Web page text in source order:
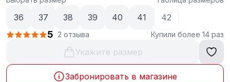
36 37 38 39 40 41 42
5 2 отзыва Купили более 14 раз
Укажите размер
Забронировать в магазине